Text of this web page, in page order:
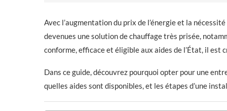
Avec l’augmentation du prix de l’énergie et la
devenues une solution de chauffage très prisée,
conforme, efficace et éligible aux aides de l’État, il est
Dans ce guide, découvrez pourquoi opter pour une
quelles aides sont disponibles, et les étapes d’une